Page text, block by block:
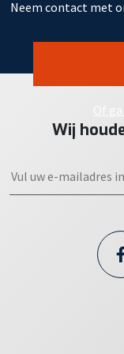
Neem contact met
Of
Wij